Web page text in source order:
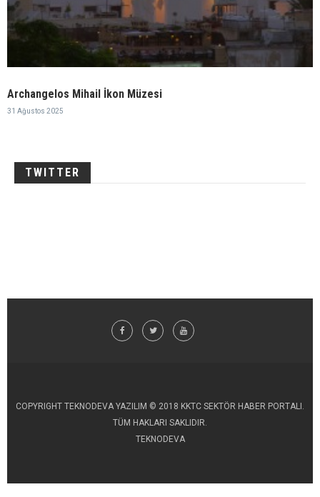
Archangelos Mihail İkon Müzesi
31 Ağustos 2025
TWITTER
COPYRIGHT TEKNODEVA YAZILIM © 2018 KKTC SEKTÖR HABER PORTALI.
TÜM HAKLARI SAKLIDIR.
TEKNODEVA